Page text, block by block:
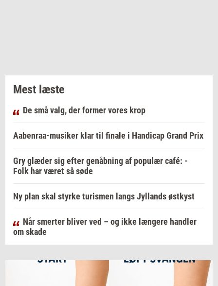
Mest læste
De små valg, der former vores krop
Aabenraa-musiker klar til finale i Handicap Grand Prix
Gry glæder sig efter genåbning af populær café: -
Folk har været så søde
Ny plan skal styrke turismen langs Jyllands østkyst
Når smerter bliver ved – og ikke længere handler
om skade